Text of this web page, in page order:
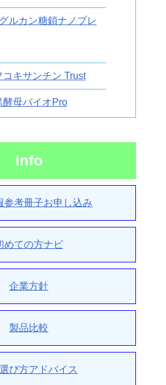
ルカン糖鎖ナノプレ
コキサンチン Trust
酵母バイオPro
info
参考冊子お申し込み
めての方ナビ
企業方針
製品比較
び方アドバイス